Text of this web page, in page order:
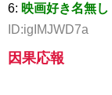
6: 映画好き名無し
ID:igIMJWD7a
因果応報